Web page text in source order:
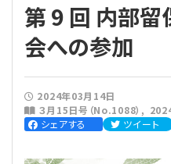
人気記事
法人運営
法人運営
会計・税務
第 9 回 内部留
会への参加
2024年03月14日
３月15日号（No.1088）
シェアする
ツイート